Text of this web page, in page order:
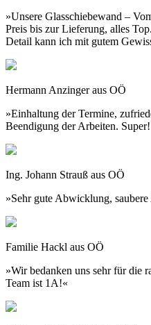
»Unsere Glasschiebewand –
Preis bis zur Lieferung, alles
Detail kann ich mit gutem
Hermann Anzinger aus OÖ
»Einhaltung der Termine,
Beendigung der Arbeiten.
Ing. Johann Strauß aus OÖ
»Sehr gute Abwicklung,
Familie Hackl aus OÖ
»Wir bedanken uns sehr für die
Team ist 1A!«